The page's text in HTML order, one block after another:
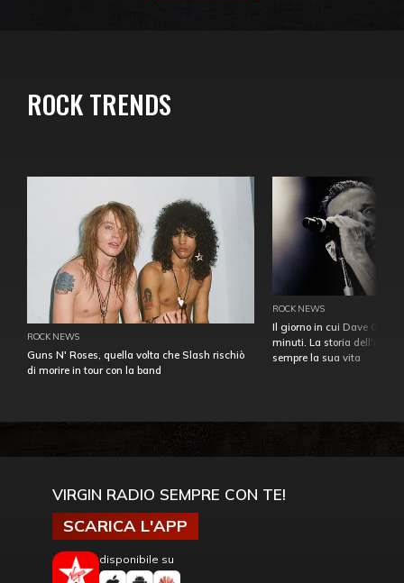
ROCK TRENDS
ROCK NEWS
Guns N' Roses, quella volta che Slash rischiò
di morire in tour con la band
ROCK NEWS
Il giorno in cui Dave
minuti. La storia
sempre la sua vita
VIRGIN RADIO SEMPRE CON TE!
SCARICA L'APP
disponibile su